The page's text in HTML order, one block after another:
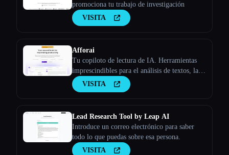
promociona tu trabajo de investigación
VISITA
Afforai
Tu copiloto de lectura de IA. Herramientas
imprescindibles para el análisis de textos, la
investigación y la búsqueda de documentos
VISITA
Lead Research Tool by Leap AI
Introduce un correo electrónico para saber
todo lo que puedas sobre esa persona.
VISITA